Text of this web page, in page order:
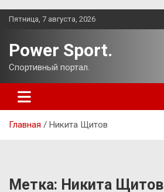
Перейти
Пятница, 7 августа, 2026
Power Sport.
Спортивный портал.
Главная Никита Щитов
Метка: Никита Щитов